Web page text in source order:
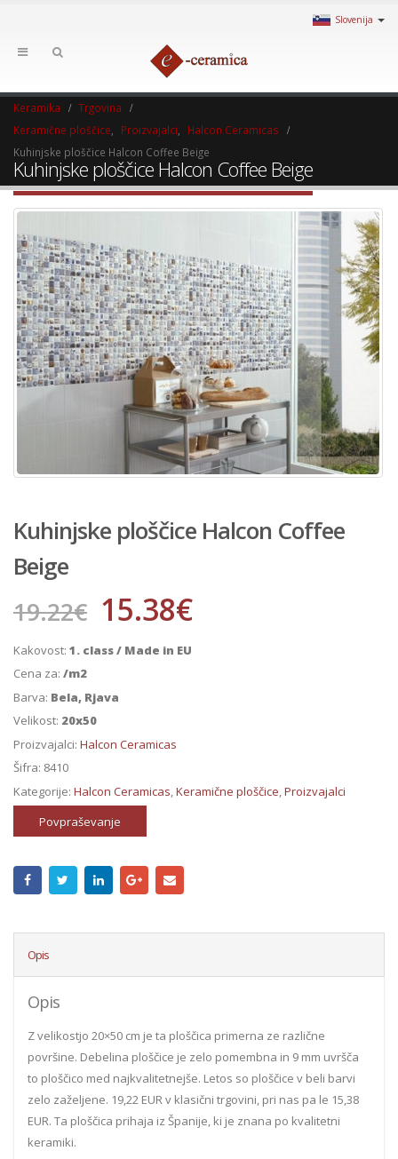
Slovenija
Keramika
Trgovina
Keramične ploščice
Proizvajalci
Halcon Ceramicas
Kuhinjske ploščice Halcon Coffee Beige
Kuhinjske ploščice Halcon Coffee Beige
Kuhinjske ploščice Halcon Coffee
Beige
19.22€ 15.38€
Kakovost: 1. class / Made in EU
Cena za: /m2
Barva: Bela, Rjava
Velikost: 20x50
Proizvajalci: Halcon Ceramicas
Šifra: 8410
Kategorije: Halcon Ceramicas Keramične ploščice Proizvajalci
Povpraševanje
Opis
Opis
Z velikostjo 20×50 cm je ta ploščica primerna ze različne
površine. Debelina ploščice je zelo pomembna in 9 mm uvršča
to ploščico med najkvalitetnejše. Letos so ploščice v beli barvi
zelo zaželjene. 19,22 EUR v klasični trgovini, pri nas pa le 15,38
EUR. Ta ploščica prihaja iz Španije, ki je znana po kvalitetni
keramiki.